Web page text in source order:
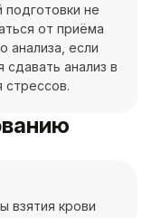
подготовки не
от приёма
анализа, если
анализ в
стрессов.
взятия крови